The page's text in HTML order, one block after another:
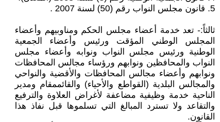
5. قانون مجلس النواب رقم (50) لسنة 2007 .
ثالثاً:- تعد خدمة أعضاء مجلس الحكم ومناوبيهم وأعضاء
المجلس الوطني المؤقت ورئيس وأعضاء الجمعية
الوطنية ورئيس مجلس النواب ونوابه وأعضاء مجلس
النواب والمحافظين ونوابهم ورؤساء مجالس المحافظات
ونوابهم وأعضاء مجالس المحافظات والأقضية والنواحي
والمجالس البلدية (القواطع والأحياء) والقائممقام ومدير
الناحية خدمة وظيفية مضاعفة لأغراض العلاوة والترفيع
والتقاعد ولا تسترد المبالغ التي تسلموها قبل نفاذ هذا
القانون.